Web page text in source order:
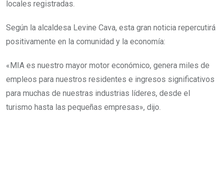
locales registradas.
Según la alcaldesa Levine Cava, esta gran noticia repercutirá
positivamente en la comunidad y la economía:
«MIA es nuestro mayor motor económico, genera miles de
empleos para nuestros residentes e ingresos significativos
para muchas de nuestras industrias líderes, desde el
turismo hasta las pequeñas empresas», dijo.